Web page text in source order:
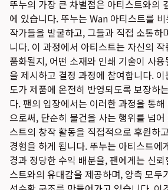
뚜누의 가장 큰 차별점은 아티스트와의
에 있습니다. 뚜누는 Wan 아티스트를
작가들을 발굴하고, 그들과 직접 소통하
니다. 이 과정에서 아티스트는 자신의
품화될지, 어떤 소재와 인쇄 기술이 사
을 제시하고 결정 과정에 참여합니다.
도가 제품에 온전히 반영되도록 보장하
다. 팬의 입장에서는 이러한 과정을 통
으로써, 단순히 물건을 사는 행위를 넘
스트의 창작 활동을 직접적으로 후원하
경험을 하게 됩니다. 뚜누는 아티스트에
경과 정당한 수익 배분을, 팬에게는 신
스트와의 유대감을 제공하며, 양측 모두